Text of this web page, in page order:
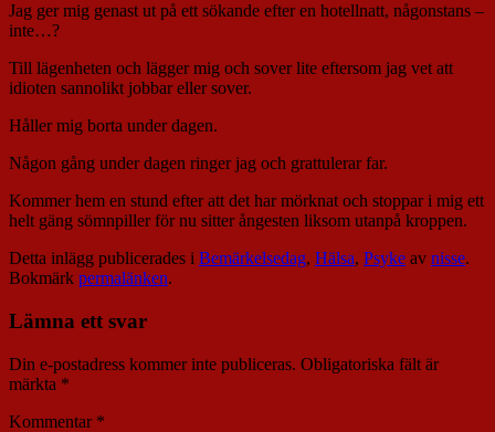
Jag ger mig genast ut på ett sökande efter en hotellnatt, någonstans –
inte…?
Till lägenheten och lägger mig och sover lite eftersom jag vet att
idioten sannolikt jobbar eller sover.
Håller mig borta under dagen.
Någon gång under dagen ringer jag och grattulerar far.
Kommer hem en stund efter att det har mörknat och stoppar i mig ett
helt gäng sömnpiller för nu sitter ångesten liksom utanpå kroppen.
Detta inlägg publicerades i Bemärkelsedag, Hälsa, Psyke av nisse.
Bokmärk permalänken.
Lämna ett svar
Din e-postadress kommer inte publiceras. Obligatoriska fält är
märkta *
Kommentar *